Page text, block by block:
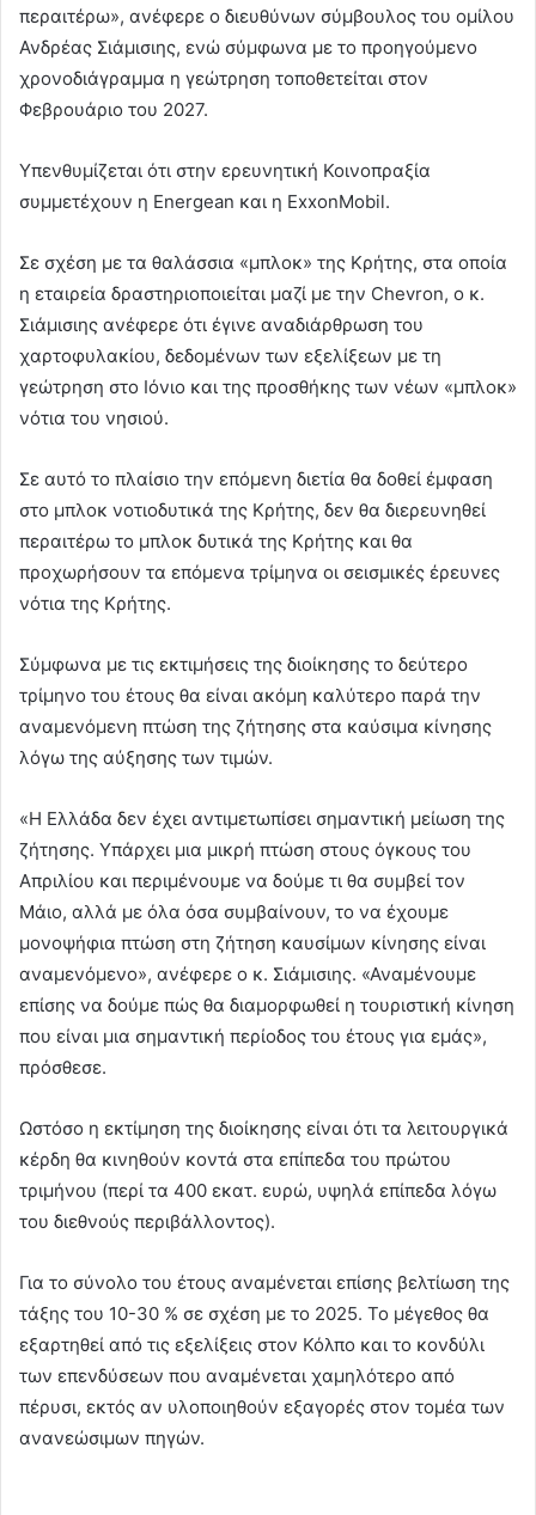
περαιτέρω», ανέφερε ο διευθύνων σύμβουλος του ομίλου
Ανδρέας Σιάμισιης, ενώ σύμφωνα με το προηγούμενο
χρονοδιάγραμμα η γεώτρηση τοποθετείται στον
Φεβρουάριο του 2027.
Υπενθυμίζεται ότι στην ερευνητική Κοινοπραξία
συμμετέχουν η Energean και η ExxonMobil.
Σε σχέση με τα θαλάσσια «μπλοκ» της Κρήτης, στα οποία
η εταιρεία δραστηριοποιείται μαζί με την Chevron, ο κ.
Σιάμισιης ανέφερε ότι έγινε αναδιάρθρωση του
χαρτοφυλακίου, δεδομένων των εξελίξεων με τη
γεώτρηση στο Ιόνιο και της προσθήκης των νέων «μπλοκ»
νότια του νησιού.
Σε αυτό το πλαίσιο την επόμενη διετία θα δοθεί έμφαση
στο μπλοκ νοτιοδυτικά της Κρήτης, δεν θα διερευνηθεί
περαιτέρω το μπλοκ δυτικά της Κρήτης και θα
προχωρήσουν τα επόμενα τρίμηνα οι σεισμικές έρευνες
νότια της Κρήτης.
Σύμφωνα με τις εκτιμήσεις της διοίκησης το δεύτερο
τρίμηνο του έτους θα είναι ακόμη καλύτερο παρά την
αναμενόμενη πτώση της ζήτησης στα καύσιμα κίνησης
λόγω της αύξησης των τιμών.
«Η Ελλάδα δεν έχει αντιμετωπίσει σημαντική μείωση της
ζήτησης. Υπάρχει μια μικρή πτώση στους όγκους του
Απριλίου και περιμένουμε να δούμε τι θα συμβεί τον
Μάιο, αλλά με όλα όσα συμβαίνουν, το να έχουμε
μονοψήφια πτώση στη ζήτηση καυσίμων κίνησης είναι
αναμενόμενο», ανέφερε ο κ. Σιάμισιης. «Αναμένουμε
επίσης να δούμε πώς θα διαμορφωθεί η τουριστική κίνηση
που είναι μια σημαντική περίοδος του έτους για εμάς»,
πρόσθεσε.
Ωστόσο η εκτίμηση της διοίκησης είναι ότι τα λειτουργικά
κέρδη θα κινηθούν κοντά στα επίπεδα του πρώτου
τριμήνου (περί τα 400 εκατ. ευρώ, υψηλά επίπεδα λόγω
του διεθνούς περιβάλλοντος).
Για το σύνολο του έτους αναμένεται επίσης βελτίωση της
τάξης του 10-30 % σε σχέση με το 2025. Το μέγεθος θα
εξαρτηθεί από τις εξελίξεις στον Κόλπο και το κονδύλι
των επενδύσεων που αναμένεται χαμηλότερο από
πέρυσι, εκτός αν υλοποιηθούν εξαγορές στον τομέα των
ανανεώσιμων πηγών.